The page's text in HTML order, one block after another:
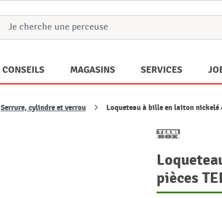
CONSEILS MAGASINS SERVICES
Serrure, cylindre et verrou Loqueteau à bille en laiton nickelé
pièces